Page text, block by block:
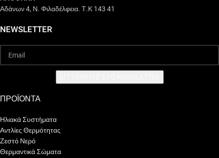
Αδάνων 4, Ν. Φιλαδέλφεια. Τ.Κ 143 41
NEWSLETTER
ΠΡΟΪΟΝΤΑ
Ηλιακά Συστήματα
Αντλίες Θερμότητας
Ζεστό Νερό
Θερμαντικά Σώματα